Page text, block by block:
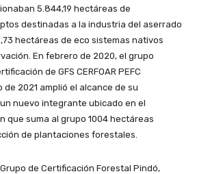
5.844,19 hectáreas de
destinadas a la industria del aserrado
hectáreas de eco sistemas nativos
En febrero de 2020, el grupo
de GFS CERFOAR PEFC
2021 amplió el alcance de su
nuevo integrante ubicado en el
que suma al grupo 1004 hectáreas
de plantaciones forestales.
de Certificación Forestal Pindó,